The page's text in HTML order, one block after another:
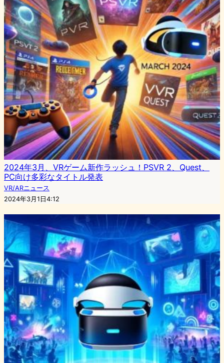
2024年3月、VRゲーム新作ラッシュ！PSVR 2、Quest、
PC向け多彩なタイトル発表
VR/ARニュース
2024年3月1日4:12